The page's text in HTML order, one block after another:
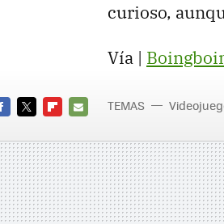
curioso,
Vía |
MAIL
TEMAS